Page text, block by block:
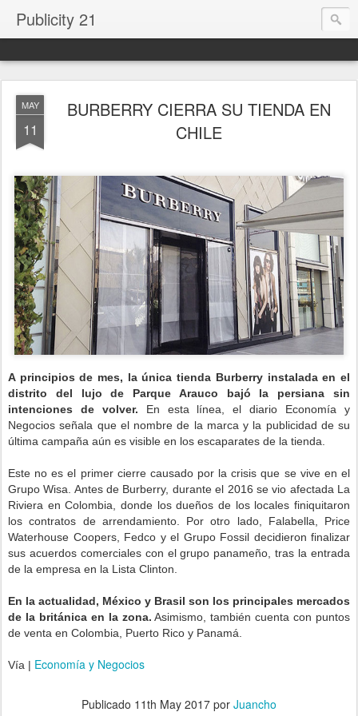
Publicity 21
MAY
11
BURBERRY CIERRA SU TIENDA EN
CHILE
A principios de mes, la única tienda Burberry instalada en el
distrito del lujo de Parque Arauco bajó la persiana sin
intenciones de volver. En esta línea, el diario Economía y
Negocios señala que el nombre de la marca y la publicidad de su
última campaña aún es visible en los escaparates de la tienda.
Este no es el primer cierre causado por la crisis que se vive en el
Grupo Wisa. Antes de Burberry, durante el 2016 se vio afectada La
Riviera en Colombia, donde los dueños de los locales finiquitaron
los contratos de arrendamiento. Por otro lado, Falabella, Price
Waterhouse Coopers, Fedco y el Grupo Fossil decidieron finalizar
sus acuerdos comerciales con el grupo panameño, tras la entrada
de la empresa en la Lista Clinton.
En la actualidad, México y Brasil son los principales mercados
de la británica en la zona. Asimismo, también cuenta con puntos
de venta en Colombia, Puerto Rico y Panamá.
Vía | Economía y Negocios
Publicado 11th May 2017 por Juancho